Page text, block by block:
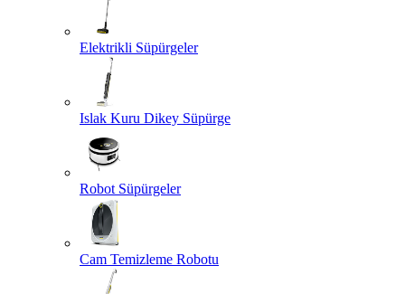
Elektrikli Süpürgeler
Islak Kuru Dikey Süpürge
Robot Süpürgeler
Cam Temizleme Robotu